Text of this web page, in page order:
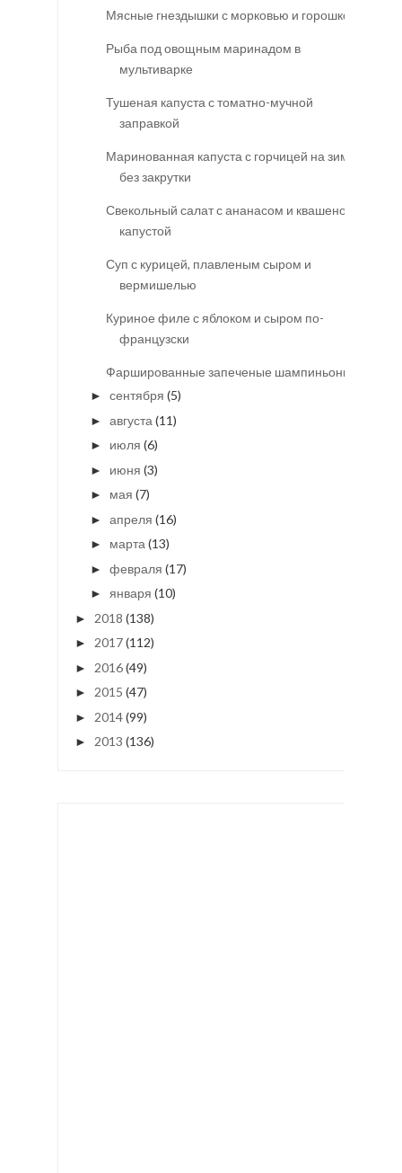
Мясные гнездышки с морковью и горошком
Рыба под овощным маринадом в
мультиварке
Тушеная капуста с томатно-мучной
заправкой
Маринованная капуста с горчицей на зиму
без закрутки
Свекольный салат с ананасом и квашеной
капустой
Суп с курицей, плавленым сыром и
вермишелью
Куриное филе с яблоком и сыром по-
французски
Фаршированные запеченые шампиньоны
► сентября (5)
► августа (11)
► июля (6)
► июня (3)
► мая (7)
► апреля (16)
► марта (13)
► февраля (17)
► января (10)
► 2018 (138)
► 2017(112)
► 2016(49)
► 2015 (47)
► 2014(99)
► 2013 (136)